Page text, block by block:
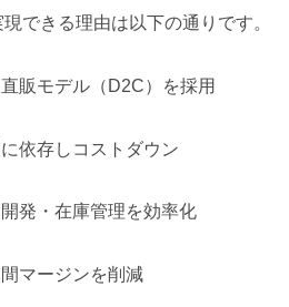
できる理由は以下の通りです。
販モデル（D2C）を採用
依存しコストダウン
発・在庫管理を効率化
マージンを削減